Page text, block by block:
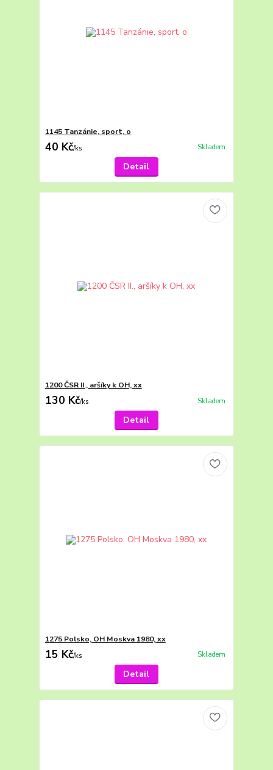
1145 Tanzánie, sport, o
40 Kč/ks Skladem
Detail
1200 ČSR II., aršíky k OH, xx
130 Kč/ks Skladem
Detail
1275 Polsko, OH Moskva 1980, xx
15 Kč/ks Skladem
Detail